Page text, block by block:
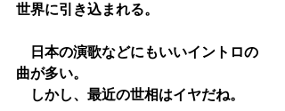
世界に引き込まれる。
日本の演歌などにもいいイントロの
曲が多い。
しかし、最近の世相はイヤだね。